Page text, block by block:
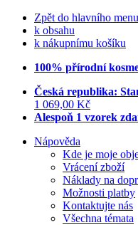
Zpět do hlavního menu
k obsahu
k nákupnímu košíku
100% přírodní
Česká republika:
1 069,00 Kč
Alespoň 1 vzorek
Nápověda
Kde je moje
Vrácení zboží
Náklady na
Možnosti platby
Kontaktujte nás
Všechna témata